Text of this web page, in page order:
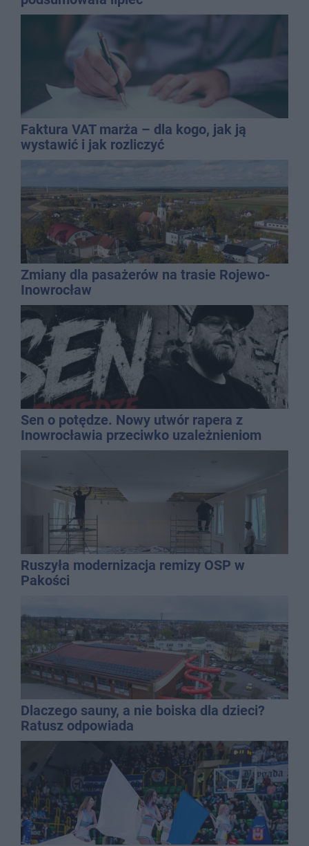
Faktura VAT marża – dla kogo, jak ją
wystawić i jak rozliczyć
Zmiany dla pasażerów na trasie Rojewo-
Inowrocław
Sen o potędze. Nowy utwór rapera z
Inowrocławia przeciwko uzależnieniom
Ruszyła modernizacja remizy OSP w
Pakości
Dlaczego sauny, a nie boiska dla dzieci?
Ratusz odpowiada